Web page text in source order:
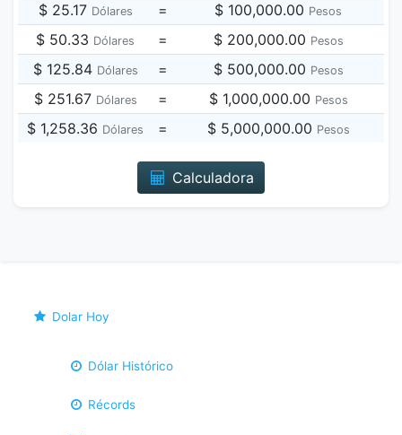
$ 25.17 Dólares = $ 100,000.00 Pesos
$ 50.33 Dólares = $ 200,000.00 Pesos
$ 125.84 Dólares = $ 500,000.00 Pesos
$ 251.67 Dólares = $ 1,000,000.00 Pesos
$ 1,258.36 Dólares = $ 5,000,000.00 Pesos
Calculadora
Dolar Hoy
Dólar Histórico
Récords